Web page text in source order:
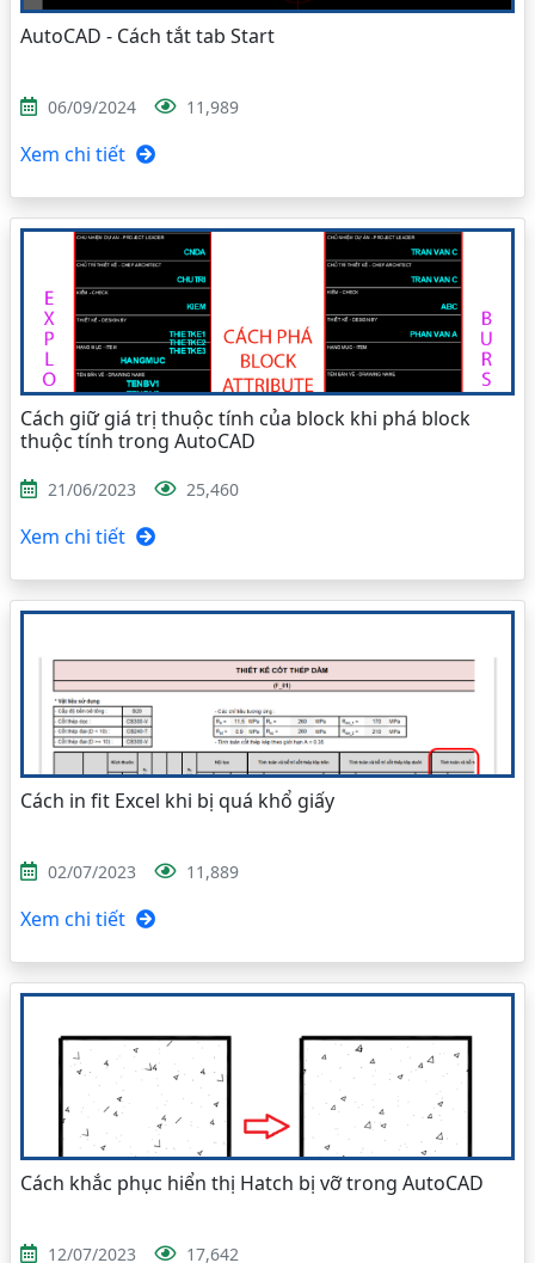
AutoCAD - Cách tắt tab Start
06/09/2024 11,989
Xem chi tiết
Cách giữ giá trị thuộc tính của block khi phá block
thuộc tính trong AutoCAD
21/06/2023 25,460
Xem chi tiết
Cách in fit Excel khi bị quá khổ giấy
02/07/2023 11,889
Xem chi tiết
Cách khắc phục hiển thị Hatch bị vỡ trong AutoCAD
12/07/2023 17,642